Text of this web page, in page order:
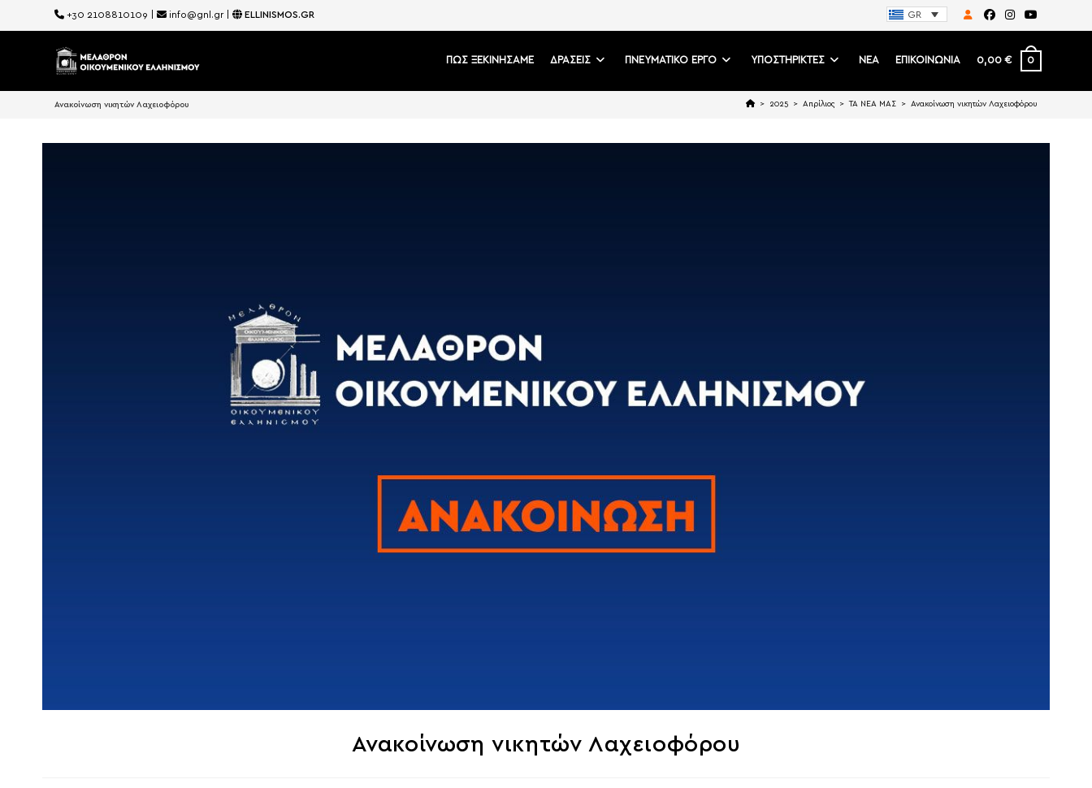
+30 2108810109 | info@gnl.gr| ELLINISMOS.GR GR
ΠΩΣ ΞΕΚΙΝΗΣΑΜΕ ΔΡΑΣΕΙΣ ΠΝΕΥΜΑΤΙΚΟ ΕΡΓΟ ΥΠΟΣΤΗΡΙΚΤΕΣ ΝΕΑ ΕΠΙΚΟΙΝΩΝΙΑ 0,00€ 0
Ανακοίνωση νικητών Λαχειοφόρου > 2025 > Απρίλιος > ΤΑ ΝΕΑ ΜΑΣ > Ανακοίνωση νικητών Λαχειοφόρου
Ανακοίνωση νικητών Λαχειοφόρου